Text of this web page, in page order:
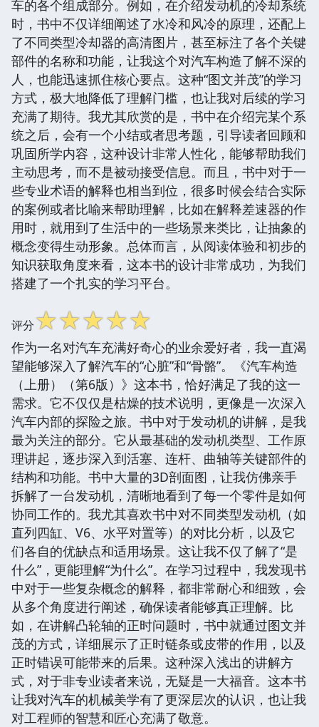
车的各个组成部分。例如，在介绍发动机的冷却系统
时，书中不仅详细阐述了水冷和风冷的原理，还配上
了不同类型冷却器的高清图片，甚至标注了各个关键
部件的名称和功能，让我这个对汽车构造了解不深的
人，也能迅速抓住核心要点。这种“图文并茂”的学习
方式，极大地降低了理解门槛，也让我对后续的学习
充满了期待。我尤其欣赏的是，书中在介绍完某个系
统之后，会有一个小结或者思考题，引导读者回顾和
巩固所学内容，这种设计非常人性化，能够帮助我们
主动思考，而不是被动接受信息。而且，书中对于一
些专业术语的解释也相当到位，很多时候会结合实际
的案例或者比喻来帮助理解，比如在解释差速器的作
用时，就用到了生活中的一些场景来类比，让抽象的
概念变得生动形象。总体而言，从阅读体验和初步的
知识获取角度来看，这本书的设计非常成功，为我们
搭建了一个扎实的学习平台。
评分☆☆☆☆☆
作为一名对汽车充满好奇心的业余爱好者，我一直渴
望能够深入了解汽车的“心脏”和“骨骼”。《汽车构造
（上册）（第6版）》这本书，恰好满足了我的这一
需求。它不仅仅是枯燥的技术说明，更像是一次深入
汽车内部的探险之旅。书中对于发动机的讲解，是我
最为关注的部分。它从最基础的发动机类型、工作原
理讲起，逐步深入到活塞、连杆、曲轴等关键部件的
结构和功能。书中大量的3D剖面图，让我仿佛亲手
拆解了一台发动机，清晰地看到了每一个零件是如何
协同工作的。我尤其喜欢书中对不同类型发动机（如
直列四缸、V6、水平对置等）的对比分析，以及它
们各自的优缺点和适用场景。这让我不仅了解了“是
什么”，更能理解“为什么”。在学习过程中，我发现书
中对于一些复杂概念的解释，都非常耐心和细致，会
从多个角度进行阐述，确保读者能够真正理解。比
如，在讲解凸轮轴的正时问题时，书中就通过图文并
茂的方式，详细展示了正时链条或皮带的作用，以及
正时错误可能带来的后果。这种深入浅出的讲解方
式，对于非专业读者来说，无疑是一大福音。这本书
让我对汽车的机械美学有了更深层次的认识，也让我
对工程师的智慧和匠心充满了敬意。